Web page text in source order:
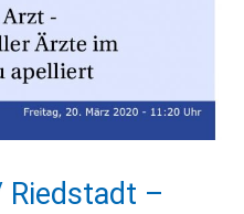
Riedstadt –